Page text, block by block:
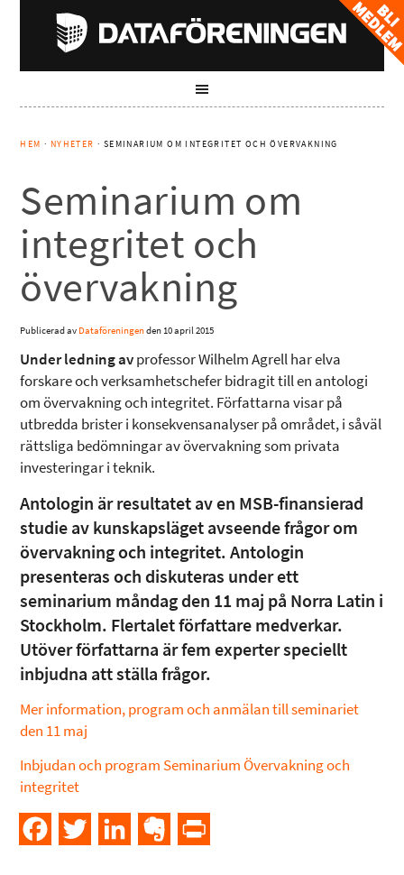
HEM · NYHETER · SEMINARIUM OM INTEGRITET OCH ÖVERVAKNING
Seminarium om
integritet och
övervakning
Publicerad av Dataföreningenden10 april 2015
Under ledning avprofessor Wilhelm Agrell har elva
forskare och verksamhetschefer bidragit till en antologi
om övervakning och integritet. Författarna visar på
utbredda brister i konsekvensanalyser på området, i såväl
rättsliga bedömningar av övervakning som privata
investeringar i teknik.
Antologin är resultatet av en MSB-finansierad
studie av kunskapsläget avseende frågor om
övervakning och integritet. Antologin
presenteras och diskuteras under ett
seminarium måndag den 11 maj på Norra Latin i
Stockholm. Flertalet författare medverkar.
Utöver författarna är fem experter speciellt
inbjudna att ställa frågor.
Mer information, program och anmälan till seminariet
den 11 maj
Inbjudan och program Seminarium Övervakning och
integritet
FacebookTwitter LinkedInEvernote